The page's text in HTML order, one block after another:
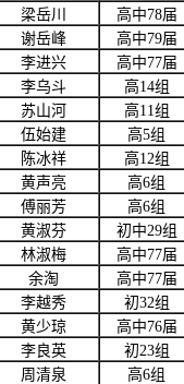
梁岳川 高中78届
谢岳峰 高中79届
李进兴 高中77届
李乌斗 高14组
苏山河 高11组
伍始建 高5组
陈冰祥 高12组
黄声亮 高6组
傅丽芳 高6组
黄淑芬 初中29组
林淑梅 高中77届
余淘 高中77届
李越秀 初32组
黄少琼 高中76届
李良英 初23组
周清泉 高6组